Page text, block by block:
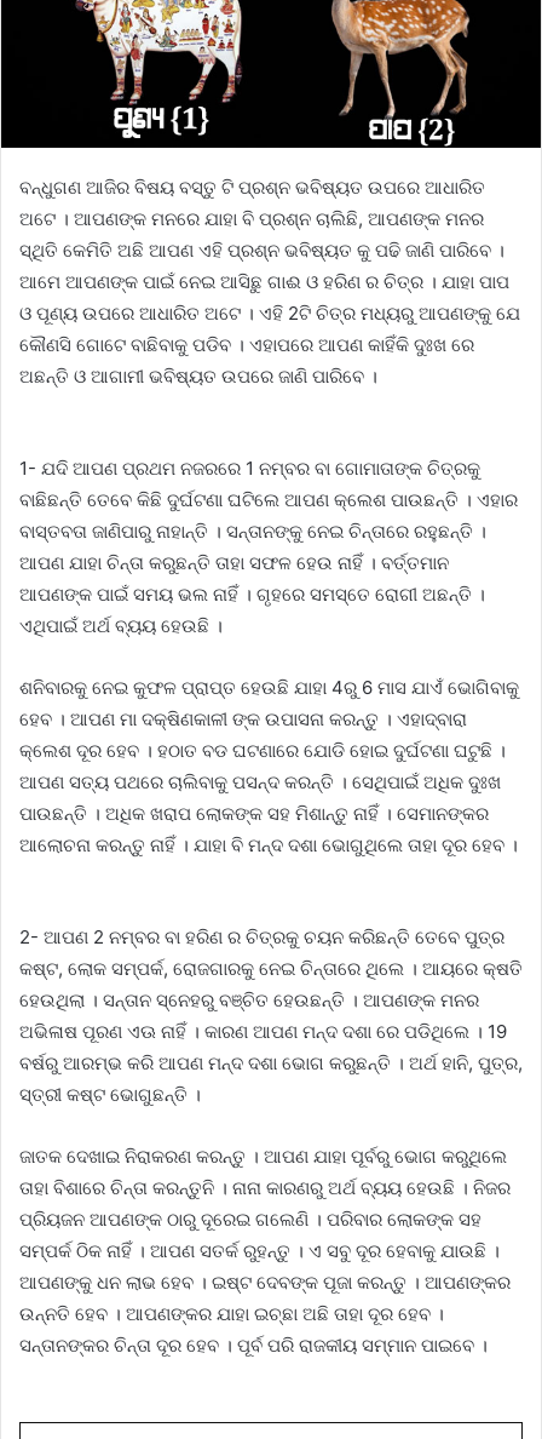
ବନ୍ଧୁଗଣ ଆଜିର ବିଷୟ ବସ୍ତୁ ଟି ପ୍ରଶ୍ନ ଭବିଷ୍ୟତ ଉପରେ ଆଧାରିତ
ଅଟେ । ଆପଣଙ୍କ ମନରେ ଯାହା ବି ପ୍ରଶ୍ନ ଚାଲିଛି, ଆପଣଙ୍କ ମନର
ସ୍ଥିତି କେମିତି ଅଛି ଆପଣ ଏହି ପ୍ରଶ୍ନ ଭବିଷ୍ୟତ କୁ ପଢି ଜାଣି ପାରିବେ ।
ଆମେ ଆପଣଙ୍କ ପାଇଁ ନେଇ ଆସିଛୁ ଗାଈ ଓ ହରିଣ ର ଚିତ୍ର । ଯାହା ପାପ
ଓ ପୂଣ୍ୟ ଉପରେ ଆଧାରିତ ଅଟେ । ଏହି 2ଟି ଚିତ୍ର ମଧ୍ୟରୁ ଆପଣଙ୍କୁ ଯେ
କୌଣସି ଗୋଟେ ବାଛିବାକୁ ପଡିବ । ଏହାପରେ ଆପଣ କାହିଁକି ଦୁଃଖ ରେ
ଅଛନ୍ତି ଓ ଆଗାମୀ ଭବିଷ୍ୟତ ଉପରେ ଜାଣି ପାରିବେ ।
1- ଯଦି ଆପଣ ପ୍ରଥମ ନଜରରେ 1 ନମ୍ବର ବା ଗୋମାତାଙ୍କ ଚିତ୍ରକୁ
ବାଛିଛନ୍ତି ତେବେ କିଛି ଦୁର୍ଘଟଣା ଘଟିଲେ ଆପଣ କ୍ଲେଶ ପାଉଛନ୍ତି । ଏହାର
ବାସ୍ତବତା ଜାଣିପାରୁ ନାହାନ୍ତି । ସନ୍ତାନଙ୍କୁ ନେଇ ଚିନ୍ତାରେ ରହୁଛନ୍ତି ।
ଆପଣ ଯାହା ଚିନ୍ତା କରୁଛନ୍ତି ତାହା ସଫଳ ହେଉ ନାହିଁ । ବର୍ତ୍ତମାନ
ଆପଣଙ୍କ ପାଇଁ ସମୟ ଭଲ ନାହିଁ । ଗୃହରେ ସମସ୍ତେ ରୋଗୀ ଅଛନ୍ତି ।
ଏଥିପାଇଁ ଅର୍ଥ ବ୍ୟୟ ହେଉଛି ।
ଶନିବାରକୁ ନେଇ କୁଫଳ ପ୍ରାପ୍ତ ହେଉଛି ଯାହା 4ରୁ 6 ମାସ ଯାଏଁ ଭୋଗିବାକୁ
ହେବ । ଆପଣ ମା ଦକ୍ଷିଣକାଳୀ ଙ୍କ ଉପାସନା କରନ୍ତୁ । ଏହାଦ୍ବାରା
କ୍ଲେଶ ଦୂର ହେବ । ହଠାତ ବଡ ଘଟଣାରେ ଯୋଡି ହୋଇ ଦୁର୍ଘଟଣା ଘଟୁଛି ।
ଆପଣ ସତ୍ୟ ପଥରେ ଚାଲିବାକୁ ପସନ୍ଦ କରନ୍ତି । ସେଥିପାଇଁ ଅଧିକ ଦୁଃଖ
ପାଉଛନ୍ତି । ଅଧିକ ଖରାପ ଲୋକଙ୍କ ସହ ମିଶାନ୍ତୁ ନାହିଁ । ସେମାନଙ୍କର
ଆଲୋଚନା କରନ୍ତୁ ନାହିଁ । ଯାହା ବି ମନ୍ଦ ଦଶା ଭୋଗୁଥିଲେ ତାହା ଦୂର ହେବ ।
2- ଆପଣ 2 ନମ୍ବର ବା ହରିଣ ର ଚିତ୍ରକୁ ଚୟନ କରିଛନ୍ତି ତେବେ ପୁତ୍ର
କଷ୍ଟ, ଲୋକ ସମ୍ପର୍କ, ରୋଜଗାରକୁ ନେଇ ଚିନ୍ତାରେ ଥିଲେ । ଆୟରେ କ୍ଷତି
ହେଉଥିଲା । ସନ୍ତାନ ସ୍ନେହରୁ ବଞ୍ଚିତ ହେଉଛନ୍ତି । ଆପଣଙ୍କ ମନର
ଅଭିଳାଷ ପୂରଣ ଏଊ ନାହିଁ । କାରଣ ଆପଣ ମନ୍ଦ ଦଶା ରେ ପଡିଥିଲେ । 19
ବର୍ଷରୁ ଆରମ୍ଭ କରି ଆପଣ ମନ୍ଦ ଦଶା ଭୋଗ କରୁଛନ୍ତି । ଅର୍ଥ ହାନି, ପୁତ୍ର,
ସ୍ତ୍ରୀ କଷ୍ଟ ଭୋଗୁଛନ୍ତି ।
ଜାତକ ଦେଖାଇ ନିରାକରଣ କରନ୍ତୁ । ଆପଣ ଯାହା ପୂର୍ବରୁ ଭୋଗ କରୁଥିଲେ
ତାହା ବିଶାରେ ଚିନ୍ତା କରନ୍ତୁନି । ନାନା କାରଣରୁ ଅର୍ଥ ବ୍ୟୟ ହେଉଛି । ନିଜର
ପ୍ରିୟଜନ ଆପଣଙ୍କ ଠାରୁ ଦୂରେଇ ଗଲେଣି । ପରିବାର ଲୋକଙ୍କ ସହ
ସମ୍ପର୍କ ଠିକ ନାହିଁ । ଆପଣ ସତର୍କ ରୁହନ୍ତୁ । ଏ ସବୁ ଦୂର ହେବାକୁ ଯାଉଛି ।
ଆପଣଙ୍କୁ ଧନ ଲାଭ ହେବ । ଇଷ୍ଟ ଦେବଙ୍କ ପୂଜା କରନ୍ତୁ । ଆପଣଙ୍କର
ଉନ୍ନତି ହେବ । ଆପଣଙ୍କର ଯାହା ଇଚ୍ଛା ଅଛି ତାହା ଦୂର ହେବ ।
ସନ୍ତାନଙ୍କର ଚିନ୍ତା ଦୂର ହେବ । ପୂର୍ବ ପରି ରାଜକୀୟ ସମ୍ମାନ ପାଇବେ ।